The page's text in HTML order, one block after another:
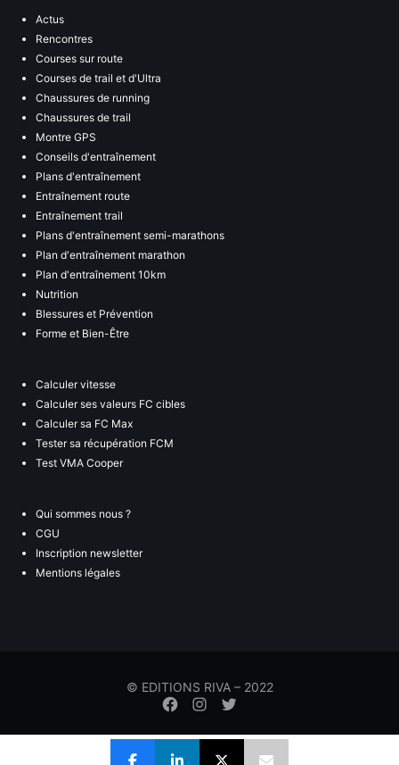
Actus
Rencontres
Courses sur route
Courses de trail et d'Ultra
Chaussures de running
Chaussures de trail
Montre GPS
Conseils d'entraînement
Plans d'entraînement
Entraînement route
Entraînement trail
Plans d'entraînement semi-marathons
Plan d'entraînement marathon
Plan d'entraînement 10km
Nutrition
Blessures et Prévention
Forme et Bien-Être
Calculer vitesse
Calculer ses valeurs FC cibles
Calculer sa FC Max
Tester sa récupération FCM
Test VMA Cooper
Qui sommes nous ?
CGU
Inscription newsletter
Mentions légales
© EDITIONS RIVA – 2022
Élément
menu